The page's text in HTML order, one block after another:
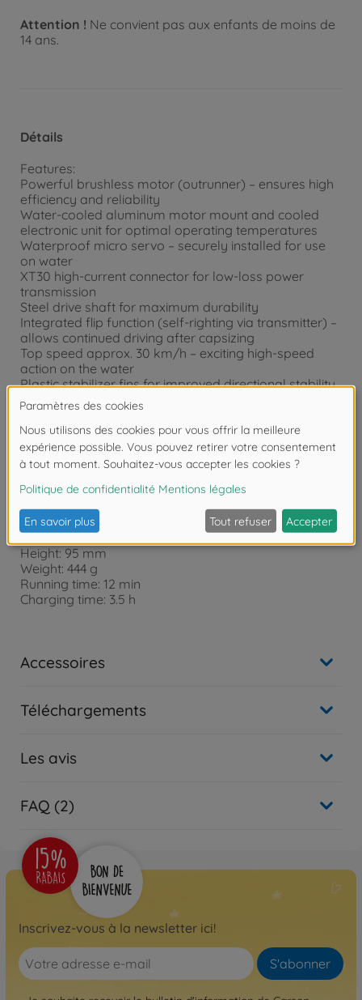
Attention ! Ne convient pas aux enfants de moins de
14 ans.
Détails
Features:
Powerful brushless motor (outrunner) – ensures high
efficiency and reliability
Water-cooled aluminum motor mount and cooled
electronic unit for optimal operating temperatures
Waterproof micro servo – securely installed for use
on water
XT30 high-current connector for low-loss power
transmission
Steel drive shaft for maximum durability
Integrated flip function (self-righting via transmitter) –
allows continued driving after capsizing
Top speed approx. 30 km/h – exciting high-speed
action on the water
Plastic stabilizer fins for improved directional stability
LED lighting in the deck – stylish and clearly visible
Low battery voltage warning
Easily accessible, waterproof battery compartment –
quick battery changes without hassle
Reverse function included – makes maneuvering
Technical Specifications:
Length: 400 mm
Width: 130 mm
Height: 95 mm
Weight: 444 g
Running time: 12 min
Charging time: 3.5 h
Accessoires
Téléchargements
Les avis
FAQ (2)
Inscrivez-vous à la newsletter ici!
S'abonner